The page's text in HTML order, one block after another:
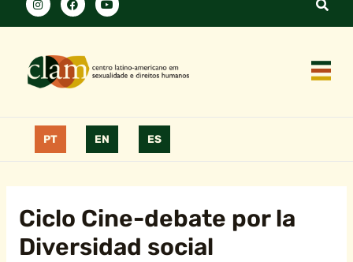
PT EN ES
Ciclo Cine-debate por la
Diversidad social